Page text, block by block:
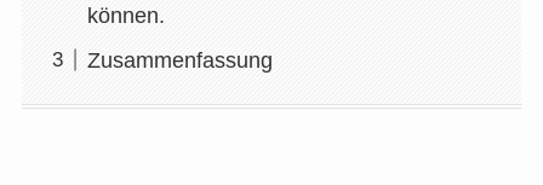
können.
Zusammenfassung